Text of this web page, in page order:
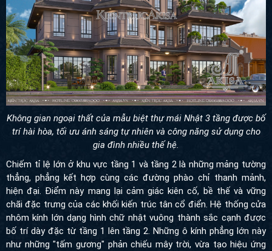
Không gian ngoại thất của mẫu biệt thự mái Nhật 3 tầng được bố
trí hài hòa, tối ưu ánh sáng tự nhiên và công năng sử dụng cho
gia đình nhiều thế hệ.
Chiếm tỉ lệ lớn ở khu vực tầng 1 và tầng 2 là những mảng tường
thẳng, phẳng kết hợp cùng các đường phào chỉ thanh mảnh,
hiện đại. Điểm này mang lại cảm giác kiên cố, bề thế và vững
chãi đặc trưng của các khối kiến trúc tân cổ điển. Hệ thống cửa
nhôm kính lớn dạng hình chữ nhật vuông thành sắc cạnh được
bố trí dày đặc từ tầng 1 lên tầng 2. Những ô kính phẳng lớn này
như những "tấm gương" phản chiếu mây trời, vừa tạo hiệu ứng